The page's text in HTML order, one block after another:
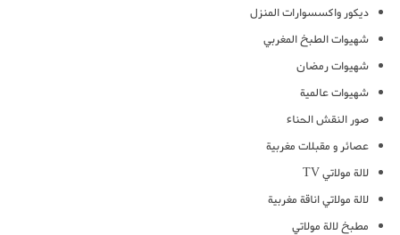
ديكور واكسسوارات المنزل
شهيوات الطبخ المغربي
شهيوات رمضان
شهيوات عالمية
صور النقش الحناء
عصائر و مقبلات مغربية
لالة مولاتي TV
لالة مولاتي اناقة مغربية
مطبخ لالة مولاتي